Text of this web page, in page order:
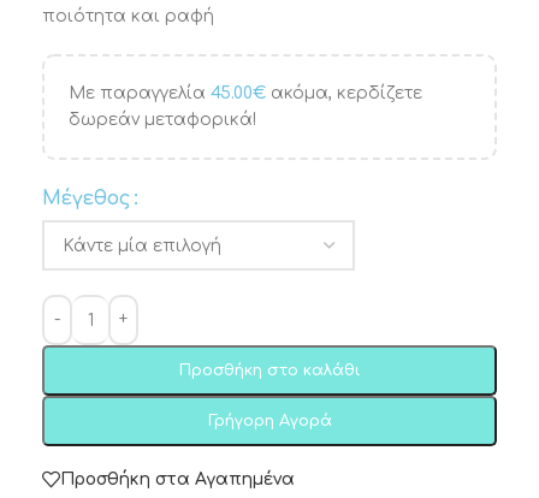
ποιότητα και ραφή
Με παραγγελία 45.00€ ακόμα, κερδίζετε
δωρεάν μεταφορικά!
Μέγεθος
Προσθήκη στο καλάθι
Γρήγορη Αγορά
Προσθήκη στα Αγαπημένα